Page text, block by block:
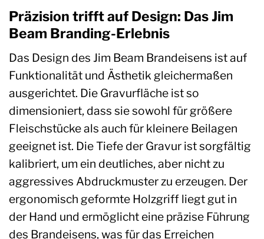
Präzision trifft auf Design: Das Jim
Beam Branding-Erlebnis
Das Design des Jim Beam Brandeisens ist auf
Funktionalität und Ästhetik gleichermaßen
ausgerichtet. Die Gravurfläche ist so
dimensioniert, dass sie sowohl für größere
Fleischstücke als auch für kleinere Beilagen
geeignet ist. Die Tiefe der Gravur ist sorgfältig
kalibriert, um ein deutliches, aber nicht zu
aggressives Abdruckmuster zu erzeugen. Der
ergonomisch geformte Holzgriff liegt gut in
der Hand und ermöglicht eine präzise Führung
des Brandeisens, was für das Erreichen